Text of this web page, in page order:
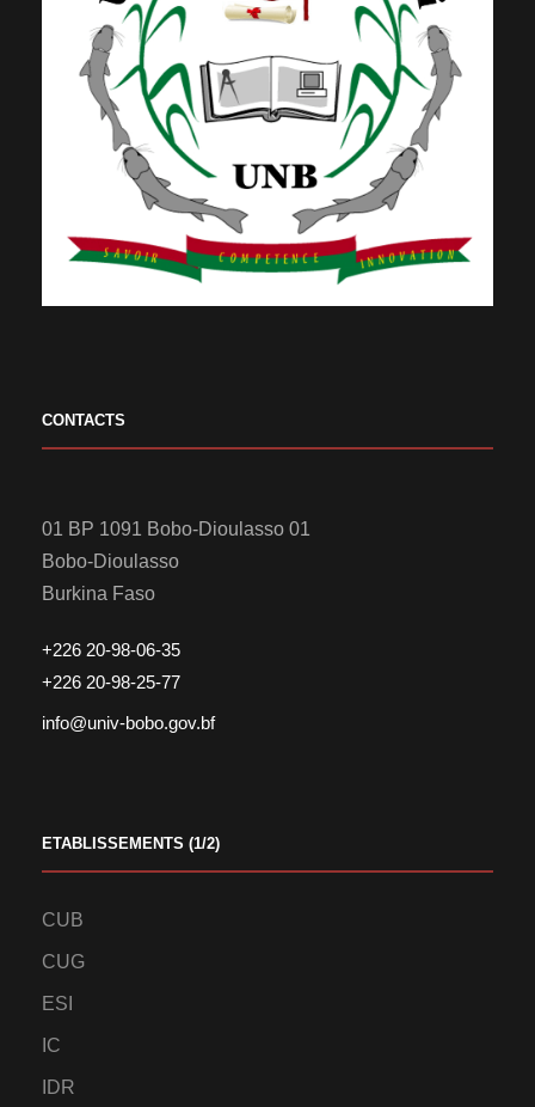
CONTACTS
01 BP 1091 Bobo-Dioulasso 01
Bobo-Dioulasso
Burkina Faso
+226 20-98-06-35
+226 20-98-25-77
info@univ-bobo.gov.bf
ETABLISSEMENTS (1/2)
CUB
CUG
ESI
IC
IDR